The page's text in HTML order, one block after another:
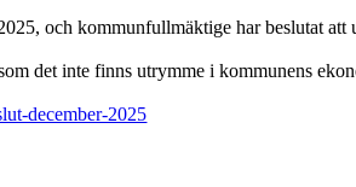
och kommunfullmäktige har beslutat att
det inte finns utrymme i kommunens
december-2025